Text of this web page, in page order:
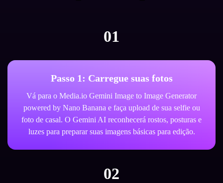
01
Passo 1: Carregue suas fotos
Vá para o Media.io Gemini Image to Image Generator
powered by Nano Banana e faça upload de sua selfie ou
foto de casal. O Gemini AI reconhecerá rostos, posturas e
luzes para preparar suas imagens básicas para edição.
02